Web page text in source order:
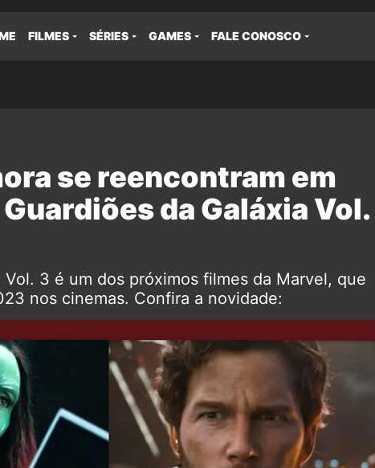
FILMES SÉRIES GAMES FALE CONOSCO
se reencontram em
da Galáxia Vol.
Vol. 3 é um dos próximos filmes da Marvel, que
nos cinemas. Confira a novidade: